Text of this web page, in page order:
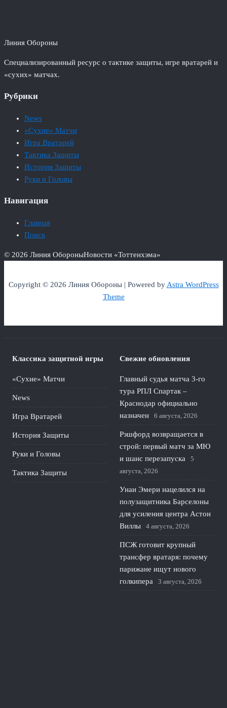
Линия Обороны
Специализированный ресурс о тактике защиты, игре вратарей и
«сухих» матчах.
Рубрики
News
«Сухие» Матчи
Игра Вратарей
Тактика Защиты
История Защиты
Руки и Головы
Навигация
Главная
Поиск
© 2026 Линия ОбороныНовости «Тоттенхэма»
Copyright © 2026 Линия Обороны | Powered byAstra WordPress
Theme
Классика защитной игры
«Сухие» Матчи
News
Игра Вратарей
История Защиты
Руки и Головы
Тактика Защиты
Свежие обновления
Главный судья матча 3-го
тура РПЛ Спартак –
Краснодар официально
назначен
6 августа, 2026
Рэшфорд возвращается в
строй: первый матч за МЮ
и шанс перезапуска
5
августа, 2026
Унаи Эмери нацелился на
полузащитника Барселоны
для усиления центра Астон
Виллы
4 августа, 2026
ПСЖ готовит крупный
трансфер вратаря: почему
парижане ищут нового
голкипера
3 августа, 2026